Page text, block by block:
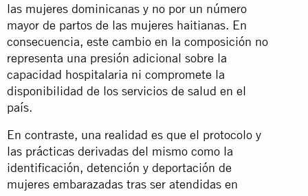
las mujeres dominicanas y no por un número
mayor de partos de las mujeres haitianas. En
consecuencia, este cambio en la composición no
representa una presión adicional sobre la
capacidad hospitalaria ni compromete la
disponibilidad de los servicios de salud en el
país.
En contraste, una realidad es que el protocolo y
las prácticas derivadas del mismo como la
identificación, detención y deportación de
mujeres embarazadas tras ser atendidas en